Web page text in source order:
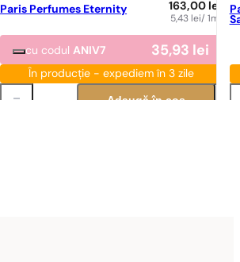
Paris Perfumes Eternity 163,00 lei
5,43 lei/ 1ml
cu codulANIV7 35,93 lei
În producție - expediem în 3 zile
Adaugă în coș